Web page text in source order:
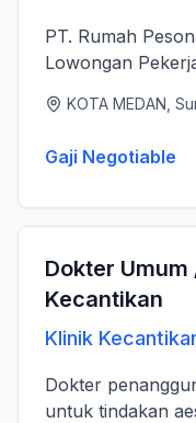
PT. Rumah
Lowongan
layanan medis
dan berkualitas
KOTA MEDAN,
Gaji Negotiable
Dokter Umum
Kecantikan
Klinik
Dokter penanggung jawab
untuk tindakan